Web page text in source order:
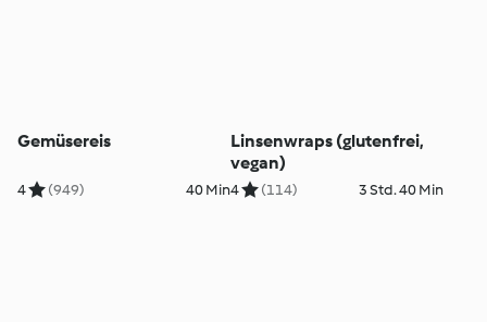
Gemüsereis
4 (949) 40 Min
Linsenwraps (glutenfrei,
vegan)
4 (114) 3 Std. 40 Min